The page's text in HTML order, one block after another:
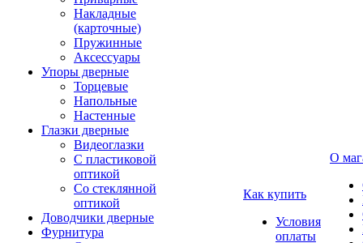
Накладные
(карточные)
Пружинные
Аксессуары
Упоры дверные
Торцевые
Напольные
Настенные
Глазки дверные
Видеоглазки
С пластиковой
оптикой
Со стеклянной
оптикой
Доводчики дверные
Фурнитура
Как купить
Условия
оплаты
О